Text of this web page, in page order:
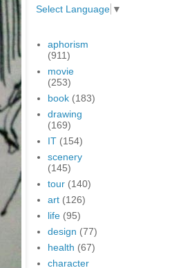
Select Language ▼
aphorism
(911)
movie
(253)
book (183)
drawing
(169)
IT (154)
scenery
(145)
tour (140)
art (126)
life (95)
design (77)
health (67)
character